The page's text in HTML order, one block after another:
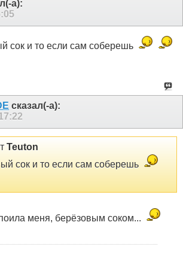
а):
сок и то если сам соберешь
сказал(-а):
Teuton
сок и то если сам соберешь
меня, берёзовым соком...